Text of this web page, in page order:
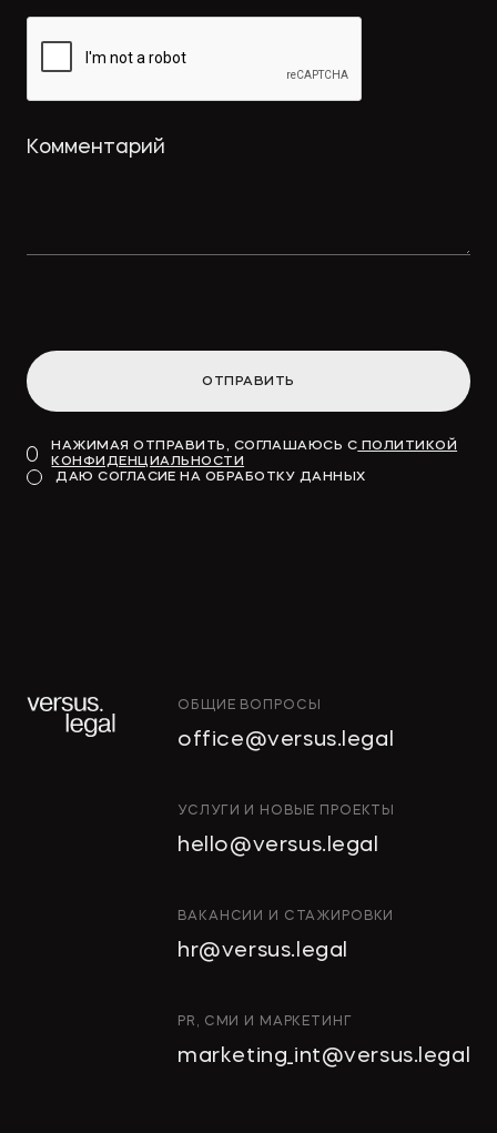
ОТПРАВИТЬ
НАЖИМАЯ ОТПРАВИТЬ, СОГЛАШАЮСЬ С ПОЛИТИКОЙ
КОНФИДЕНЦИАЛЬНОСТИ
ДАЮ СОГЛАСИЕ НА ОБРАБОТКУ ДАННЫХ
ИНТЕЛЛЕКТУАЛЬНАЯ
ИНВЕСТИЦИОННЫЕ
СТРОИТЕЛЬСТВО
И НЕДВИЖИМОСТЬ
АРХИТЕКТУРА
КОРПОРАТИВНОЕ ПРАВО И
M&A
РАЗРЕШЕНИЕ СПОРОВ
ОБЩИЕ ВОПРОСЫ
office@versus.legal
УСЛУГИ И НОВЫЕ ПРОЕКТЫ
hello@versus.legal
ВАКАНСИИ И СТАЖИРОВКИ
hr@versus.legal
PR, СМИ И МАРКЕТИНГ
marketing_int@versus.legal